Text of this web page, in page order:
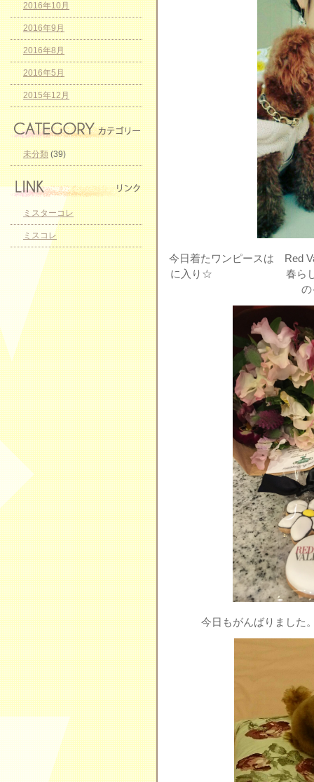
今日着たワンピースは Red
に入り☆ 春らしく胸元
の
今日もがんばりました
2016年10月
2016年9月
2016年8月
2016年5月
2015年12月
未分類(39)
ミスターコレ
ミスコレ